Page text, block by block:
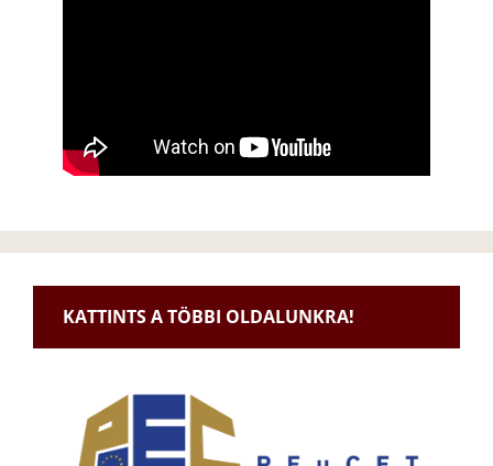
KATTINTS A TÖBBI OLDALUNKRA!